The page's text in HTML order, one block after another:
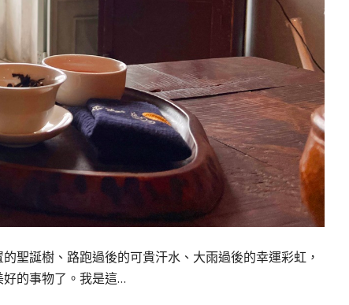
聖誕樹、路跑過後的可貴汗水、大雨過後的幸運彩虹，
的事物了。我是這…